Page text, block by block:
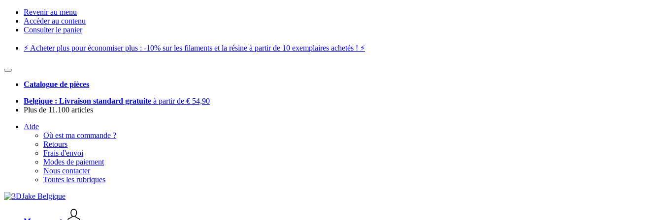
Revenir au menu
Accéder au contenu
Consulter le panier
⚡️ Acheter plus pour économiser plus : -10% sur les filaments et la résine à partir de 10 exemplaires achetés ! ⚡️
Catalogue de pièces
Belgique : Livraison standard gratuite à partir de € 54,90
Plus de 11.100 articles
Aide
Où est ma commande ?
Retours
Frais d'envoi
Modes de paiement
Nous contacter
Toutes les rubriques